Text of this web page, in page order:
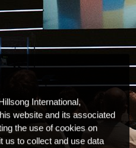
International,
website and its associated
the use of cookies on
us to collect and use data